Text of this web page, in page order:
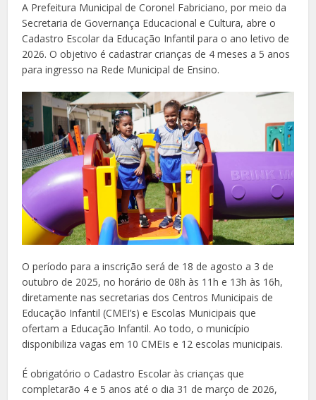
A Prefeitura Municipal de Coronel Fabriciano, por meio da
Secretaria de Governança Educacional e Cultura, abre o
Cadastro Escolar da Educação Infantil para o ano letivo de
2026. O objetivo é cadastrar crianças de 4 meses a 5 anos
para ingresso na Rede Municipal de Ensino.
O período para a inscrição será de 18 de agosto a 3 de
outubro de 2025, no horário de 08h às 11h e 13h às 16h,
diretamente nas secretarias dos Centros Municipais de
Educação Infantil (CMEI’s) e Escolas Municipais que
ofertam a Educação Infantil. Ao todo, o município
disponibiliza vagas em 10 CMEIs e 12 escolas municipais.
É obrigatório o Cadastro Escolar às crianças que
completarão 4 e 5 anos até o dia 31 de março de 2026,